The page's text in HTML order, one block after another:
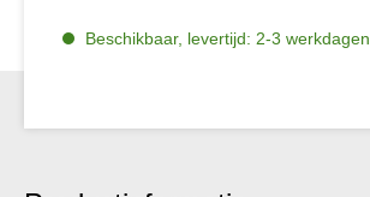
Beschikbaar, levertijd: 2-3 werkdagen